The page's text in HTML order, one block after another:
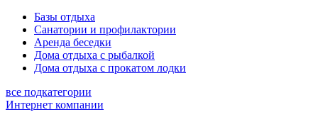
Базы отдыха
Санатории и профилактории
Аренда беседки
Дома отдыха с рыбалкой
Дома отдыха с прокатом лодки
все подкатегории
Интернет компании